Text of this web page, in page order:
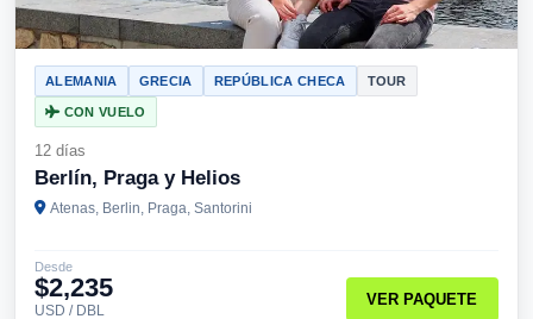
ALEMANIA GRECIA REPÚBLICA CHECA TOUR
CON VUELO
12 días
Berlín, Praga y Helios
Atenas, Berlin, Praga, Santorini
Desde
$2,235
USD / DBL
VER PAQUETE